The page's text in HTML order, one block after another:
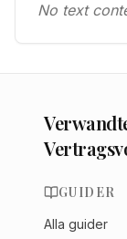
No text
GUIDER
Alla guider